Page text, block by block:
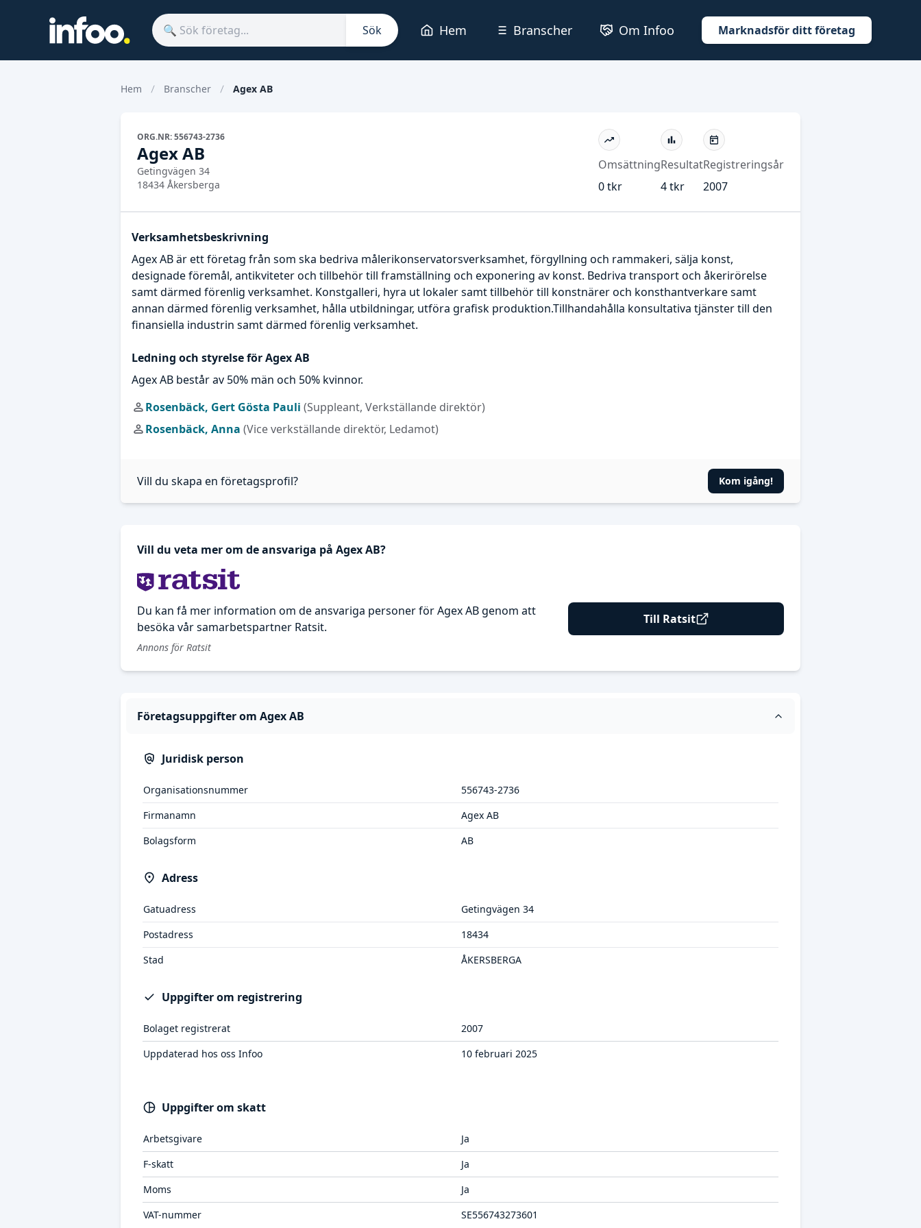
Sök Hem Branscher Om Infoo Marknadsför ditt företag
Hem Branscher Agex AB
ORG.NR: 556743-2736
Agex AB
Getingvägen 34
18434 Åkersberga
Omsättning
0 tkr
Resultat
4 tkr
Registreringsår
2007
Verksamhetsbeskrivning
Agex AB är ett företag från som ska bedriva målerikonservatorsverksamhet, förgyllning och rammakeri, sälja konst,
designade föremål, antikviteter och tillbehör till framställning och exponering av konst. Bedriva transport och åkerirörelse
samt därmed förenlig verksamhet. Konstgalleri, hyra ut lokaler samt tillbehör till konstnärer och konsthantverkare samt
annan därmed förenlig verksamhet, hålla utbildningar, utföra grafisk produktion.Tillhandahålla konsultativa tjänster till den
finansiella industrin samt därmed förenlig verksamhet.
Ledning och styrelse för Agex AB
Agex AB består av 50% män och 50% kvinnor.
Rosenbäck, Gert Gösta Pauli (Suppleant, Verkställande direktör)
Rosenbäck, Anna (Vice verkställande direktör, Ledamot)
Vill du skapa en företagsprofil? Kom igång!
Vill du veta mer om de ansvariga på Agex AB?
Du kan få mer information om de ansvariga personer för Agex AB genom att
besöka vår samarbetspartner Ratsit.
Till Ratsit
Annons för Ratsit
Företagsuppgifter om Agex AB
Juridisk person
Organisationsnummer
556743-2736
Firmanamn
Agex AB
Bolagsform
AB
Adress
Gatuadress
Getingvägen 34
Postadress
18434
Stad
ÅKERSBERGA
Uppgifter om registrering
Bolaget registrerat
2007
Uppdaterad hos oss Infoo
10 februari 2025
Uppgifter om skatt
Arbetsgivare
Ja
F-skatt
Ja
Moms
Ja
VAT-nummer
SE556743273601